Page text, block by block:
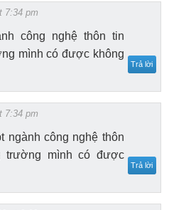
7:34 pm
công nghệ thôn tin
mình có được không
Trả lời
7:34 pm
ngành công nghệ thôn
trường mình có được
Trả lời